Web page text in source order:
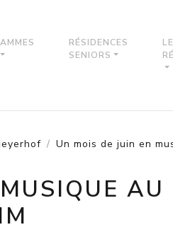
RÉSIDENCES
SENIORS
Un mois de juin en
AU